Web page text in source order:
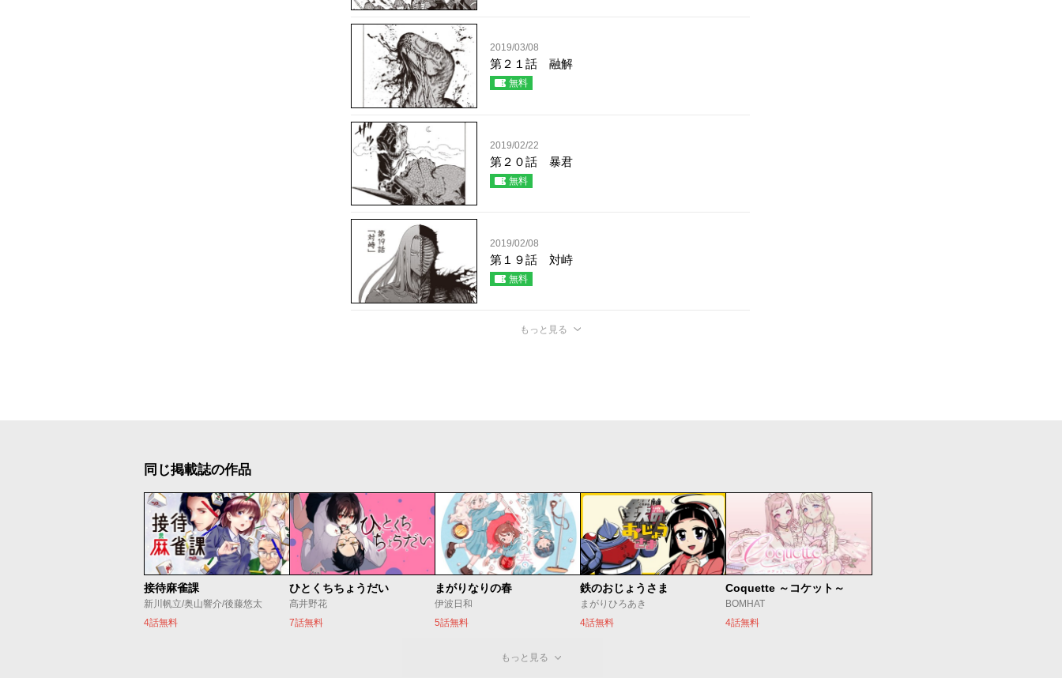
2019/03/08
第２１話 融解
無料
2019/02/22
第２０話 暴君
無料
2019/02/08
第１９話 対峙
無料
もっと見る
同じ掲載誌の作品
接待麻雀課
新川帆立/奥山響介/後藤悠太
4話無料
ひとくちちょうだい
髙井野花
7話無料
まがりなりの春
伊波日和
5話無料
鉄のおじょうさま
まがりひろあき
4話無料
Coquette ～コケット～
BOMHAT
4話無料
もっと見る